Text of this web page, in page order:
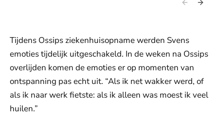
Tijdens Ossips ziekenhuisopname werden Svens
emoties tijdelijk uitgeschakeld. In de weken na Ossips
overlijden komen de emoties er op momenten van
ontspanning pas echt uit. “Als ik net wakker werd, of
als ik naar werk fietste: als ik alleen was moest ik veel
huilen.”